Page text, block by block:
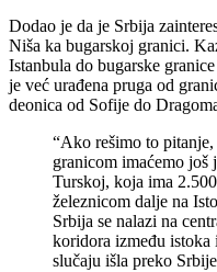
Dodao je da je Srbija
Niša ka bugarskoj granici.
Istanbula do bugarske
je već urađena pruga od
deonica od Sofije do
“Ako rešimo to
granicom imaćemo još
Turskoj, koja ima
železnicom dalje na
Srbija se nalazi na
koridora između istoka
slučaju išla preko